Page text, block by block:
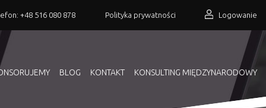
BLOG KONTAKT KONSULTING MIĘDZYNARODOWY
Logowanie
Polityka prywatności
+48 516 080 878